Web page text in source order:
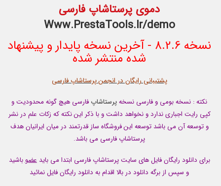
دموی پرستاشاپ فارسی
Www.PrestaTools.Ir/demo
نسخه 8.2.6 - آخرین نسخه پایدار و پیشنهاد
شده منتشر شده
پشتیبانی رایگان در انجمن پرستاشاپ فارسی
نکته : نسخه بومی و فارسی نسخهپرستاشاپ فارسی هیچ گونه محدودیت و
کپی رایت اجباری ندارد و نخواهد داشت و با ذکر این نکته که زکات علم در نشر
و توسعه آن می باشد توسعه این فروشگاه ساز قدرتمند در میان ایرانیان هدف
پرستاشاپ فارسی می باشد.
برای دانلود رایگان فایل های سایت پرستاشاپ فارسی ابتدا می بایدعضوباشید
و سپس از برگه دانلود در بالا اقدام به دانلود رایگان فایل نمائید